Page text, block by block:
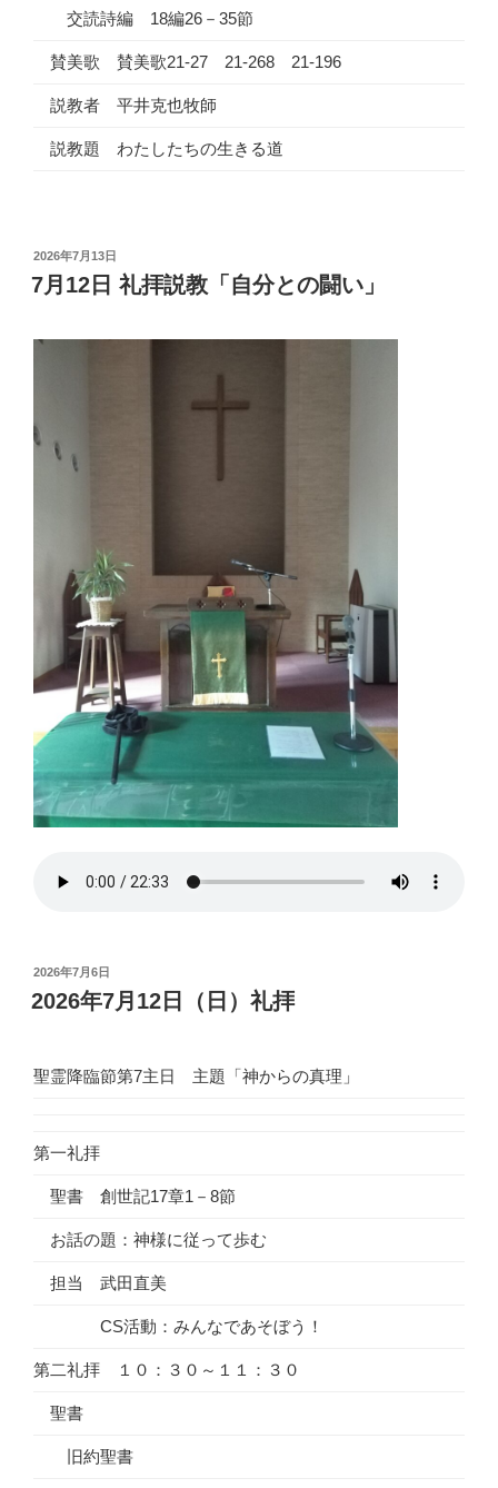
交読詩編 18編26－35節
賛美歌 賛美歌21-27 21-268 21-196
説教者 平井克也牧師
説教題 わたしたちの生きる道
投
稿
日:
2026年7月13日
7月12日 礼拝説教「自分との闘い」
投
稿
日:
2026年7月6日
2026年7月12日（日）礼拝
聖霊降臨節第7主日 主題「神からの真理」
第一礼拝
聖書 創世記17章1－8節
お話の題：神様に従って歩む
担当 武田直美
CS活動：みんなであそぼう！
第二礼拝 １０：３０～１１：３０
聖書
旧約聖書